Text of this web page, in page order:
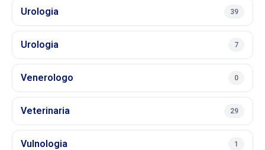
Urologia 39
Urologia 7
Venerologo 0
Veterinaria 29
Vulnologia 1